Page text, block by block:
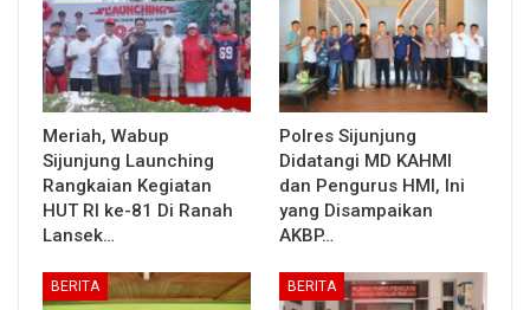
Meriah, Wabup
Sijunjung Launching
Rangkaian Kegiatan
HUT RI ke-81 Di Ranah
Lansek…
Polres Sijunjung
Didatangi MD KAHMI
dan Pengurus HMI, Ini
yang Disampaikan
AKBP…
BERITA BERITA